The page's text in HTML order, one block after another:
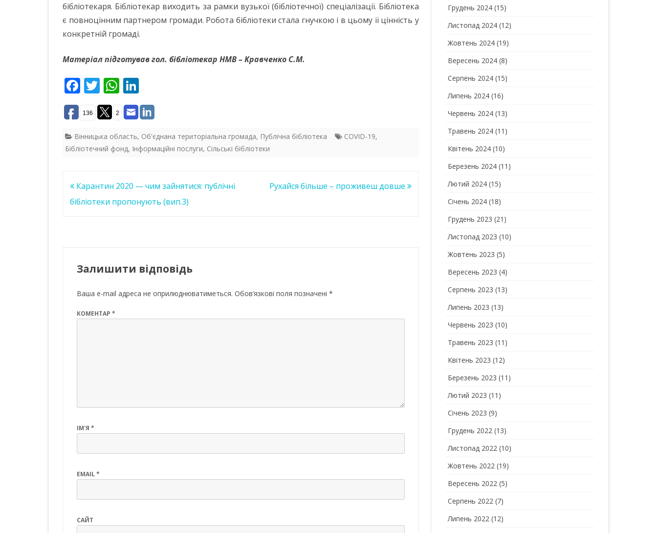
бібліотекаря. Бібліотекар виходить за рамки вузької (бібліотечної) спеціалізації. Бібліотека
є повноцінним партнером громади. Робота бібліотеки стала гнучкою і в цьому її цінність у
конкретній громаді.
Матеріал підготував гол. бібліотекар НМВ – Кравченко С.М.
F
ac
e
b
o
k
T
w
itt
er
W
h
at
s
A
p
n
k
e
dI
136 2
Вінницька область, Об'єднана територіальна громада, Публічна бібліотека COVID-19,
Бібліотечний фонд, Інформаційні послуги, Сільські бібліотеки
Навігація
записів
Карантин 2020 — чим зайнятися: публічні
бібліотеки пропонують (вип.3)
Рухайся більше – проживеш довше
Залишити відповідь
Ваша e-mail адреса не оприлюднюватиметься. Обов’язкові поля позначені *
КОМЕНТАР *
ІМ'Я *
EMAIL*
САЙТ
Грудень 2024 (15)
Листопад 2024 (12)
Жовтень 2024 (19)
Вересень 2024 (8)
Серпень 2024 (15)
Липень 2024 (16)
Червень 2024 (13)
Травень 2024 (11)
Квітень 2024 (10)
Березень 2024 (11)
Лютий 2024 (15)
Січень 2024 (18)
Грудень 2023 (21)
Листопад 2023 (10)
Жовтень 2023 (5)
Вересень 2023 (4)
Серпень 2023 (13)
Липень 2023 (13)
Червень 2023 (10)
Травень 2023 (11)
Квітень 2023 (12)
Березень 2023 (11)
Лютий 2023 (11)
Січень 2023 (9)
Грудень 2022 (13)
Листопад 2022 (10)
Жовтень 2022 (19)
Вересень 2022 (5)
Серпень 2022 (7)
Липень 2022 (12)